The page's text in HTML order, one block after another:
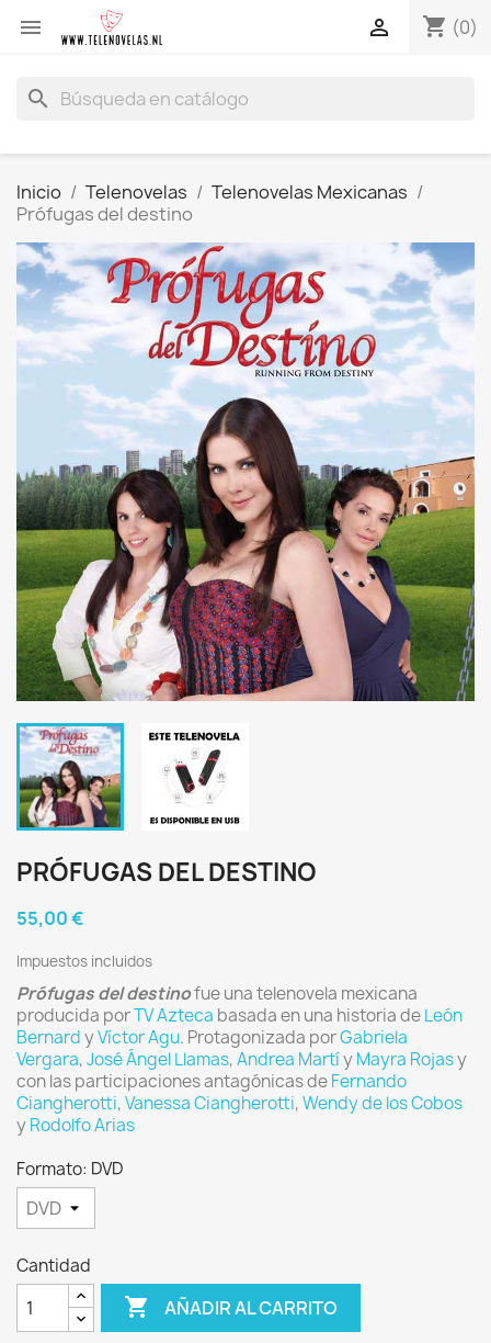
 shopping_cart (0)

search
Inicio Telenovelas
Telenovelas Mexicanas
Prófugas del destino
PRÓFUGAS DEL DESTINO
55,00 €
Impuestos incluidos
Prófugas del destinofue una telenovela mexicana
producida porTV Azteca basada en una historia deLeón
BernardyVíctor Agu. Protagonizada porGabriela
Vergara,José Ángel Llamas,Andrea MartíyMayra Rojasy
con las participaciones antagónicas deFernando
Ciangherotti,Vanessa Ciangherotti,Wendy de los Cobos
yRodolfo Arias
Formato: DVD
Cantidad
 AÑADIR AL CARRITO